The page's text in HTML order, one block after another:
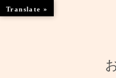
Translate »